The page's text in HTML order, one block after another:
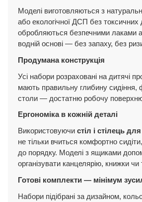
Моделі виготовляються з
або екологічної ДСП без токсичних
обробляються безпечними лаками
водній основі — без запаху, без
Продумана конструкція
Усі набори розраховані на дитячі
мають правильну глибину сидіння,
столи — достатню робочу
Ергономіка в кожній деталі
Використовуючи стіл і стілець
не тільки вчиться комфортно
до порядку. Моделі з ящиками
організувати канцелярію, книжки чи
Готові комплекти — мінімум
Набори підібрані за дизайном,